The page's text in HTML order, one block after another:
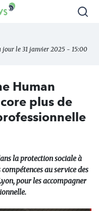
le 31 janvier 2025 - 15:00
Human
plus de
la protection sociale à
au service des
pour les accompagner